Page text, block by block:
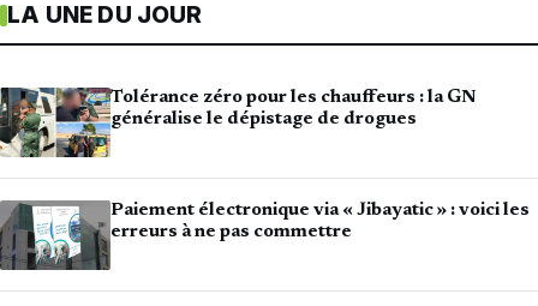
LA UNE DU JOUR
Tolérance zéro pour les chauffeurs : la GN
généralise le dépistage de drogues
Paiement électronique via « Jibayatic » : voici les
erreurs à ne pas commettre